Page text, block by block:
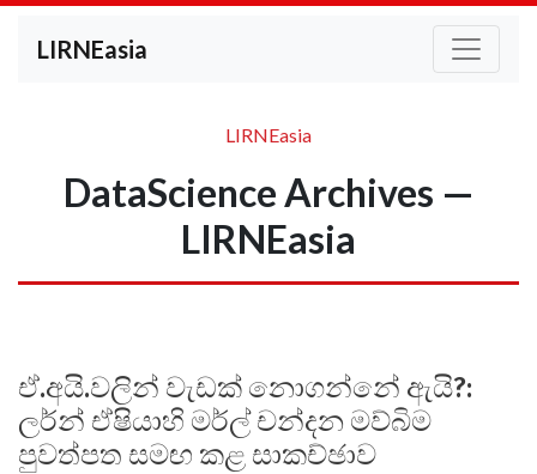
LIRNEasia
LIRNEasia
DataScience Archives —
LIRNEasia
ඒ.අයි.වලින් වැඩක් නොගන්නේ ඇයි?:
ලර්න් ඒෂියාහි මර්ල් චන්දන මව්බිම
පුවත්පත සමඟ කළ සාකච්ඡාව